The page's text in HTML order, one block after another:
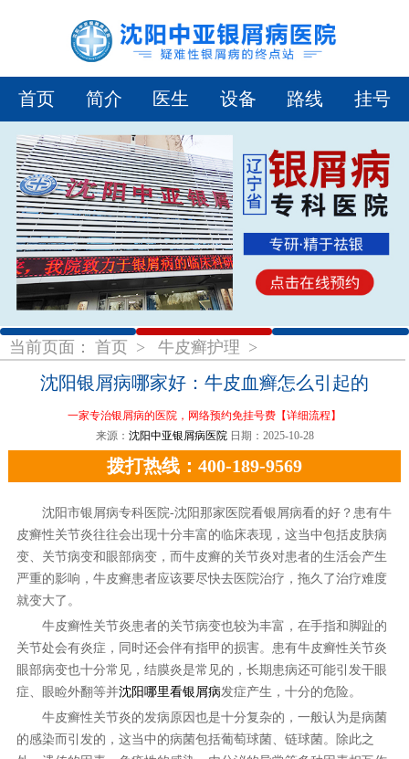
首页 简介 医生 设备 路线 挂号
1 2 3
当前页面： 首页 > 牛皮癣护理 >
沈阳银屑病哪家好：牛皮血癣怎么引起的
一家专治银屑病的医院，网络预约免挂号费 【详细流程】
来源： 沈阳中亚银屑病医院 日期：2025-10-28
拨打热线：400-189-9569
沈阳市银屑病专科医院-沈阳那家医院看银屑病看的好？患有牛
皮癣性关节炎往往会出现十分丰富的临床表现，这当中包括皮肤病
变、关节病变和眼部病变，而牛皮癣的关节炎对患者的生活会产生
严重的影响，牛皮癣患者应该要尽快去医院治疗，拖久了治疗难度
就变大了。
牛皮癣性关节炎患者的关节病变也较为丰富，在手指和脚趾的
关节处会有炎症，同时还会伴有指甲的损害。患有牛皮癣性关节炎
眼部病变也十分常见，结膜炎是常见的，长期患病还可能引发干眼
症、眼睑外翻等并沈阳哪里看银屑病发症产生，十分的危险。
牛皮癣性关节炎的发病原因也是十分复杂的，一般认为是病菌
的感染而引发的，这当中的病菌包括葡萄球菌、链球菌。除此之